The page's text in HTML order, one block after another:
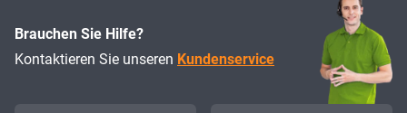
Brauchen Sie Hilfe?
Kontaktieren Sie unseren Kundenservice